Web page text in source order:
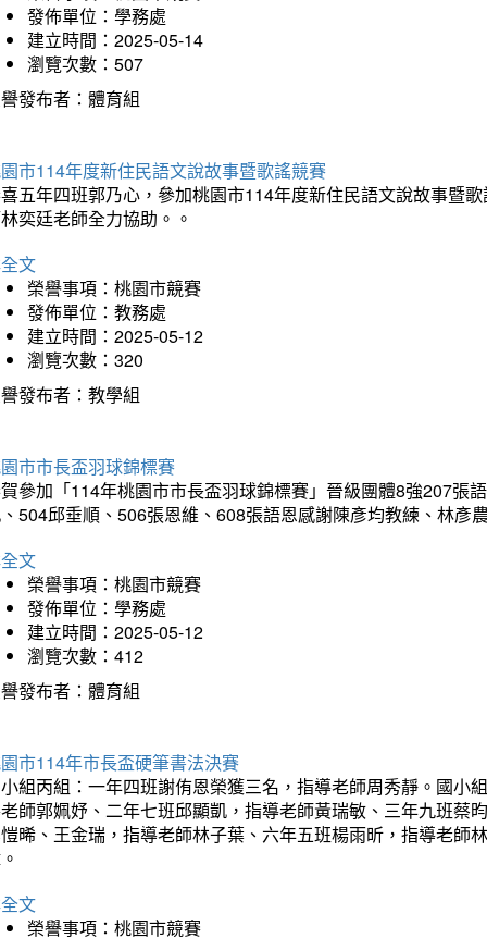
發佈單位：學務處
建立時間：2025-05-14
瀏覽次數：507
發布者：體育組
市114年度新住民語文說故事暨歌謠競賽
五年四班郭乃心，參加桃園市114年度新住民語文說故事暨
奕廷老師全力協助。。
文
榮譽事項：桃園市競賽
發佈單位：教務處
建立時間：2025-05-12
瀏覽次數：320
發布者：教學組
市市長盃羽球錦標賽
參加「114年桃園市市長盃羽球錦標賽」晉級團體8強207張
504邱垂順、506張恩維、608張語恩感謝陳彥均教練、林彥
文
榮譽事項：桃園市競賽
發佈單位：學務處
建立時間：2025-05-12
瀏覽次數：412
發布者：體育組
市114年市長盃硬筆書法決賽
組丙組：一年四班謝侑恩榮獲三名，指導老師周秀靜。國小
師郭姵妤、二年七班邱顯凱，指導老師黃瑞敏、三年九班蔡
晞、王金瑞，指導老師林子葉、六年五班楊雨昕，指導老師
文
榮譽事項：桃園市競賽